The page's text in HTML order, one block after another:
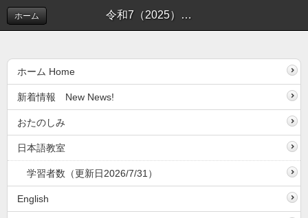
令和7（2025）年度 松戸市ボランティア会総会が開かれました。（4月16日更新） | 新着情報(しんちゃくじょうほう）
ホーム
ホーム Home
新着情報 New News!
おたのしみ
日本語教室
学習者数（更新日2026/7/31）
English